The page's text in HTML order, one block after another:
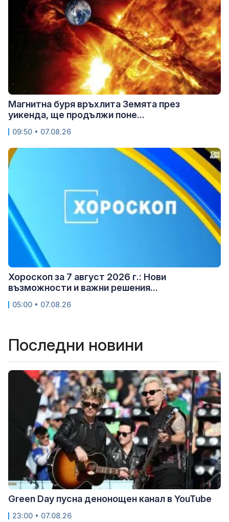
Магнитна буря връхлита Земята през
уикенда, ще продължи поне...
09:50 • 07.08.26
Хороскоп за 7 август 2026 г.: Нови
възможности и важни решения...
05:00 • 07.08.26
Последни новини
Green Day пусна денонощен канал в YouTube
23:00 • 07.08.26